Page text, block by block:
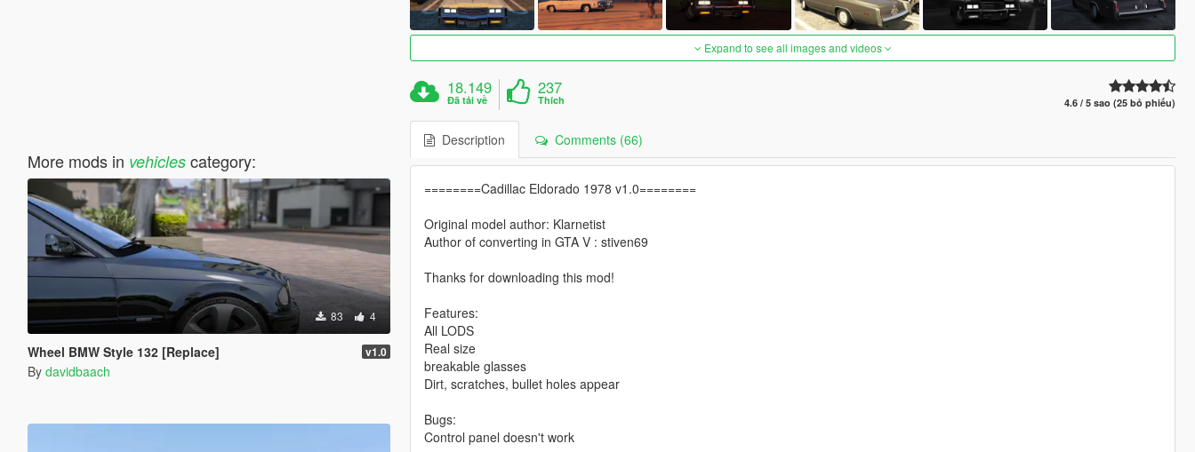
More mods in vehiclescategory:
83 4
Wheel BMW Style 132 [Replace] v1.0
By davidbaach
Expand to see all images and videos
18.149
Đã tải về
237
Thích 4.6 / 5 sao (25 bỏ phiếu)
Description Comments (66)
========Cadillac Eldorado 1978 v1.0‏========
Original model author: Klarnetist
Author of converting in GTA V : stiven69
Thanks for downloading this mod!
Features:
All LODS
Real size
breakable glasses
Dirt, scratches, bullet holes appear
Bugs:
Control panel doesn't work